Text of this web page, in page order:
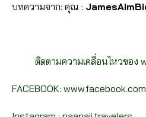
บทความจาก: คุณ :
ติดตามความเคลื่อนไหวของ
FACEBOOK: